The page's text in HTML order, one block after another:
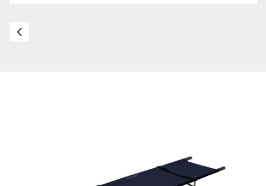
Nosila